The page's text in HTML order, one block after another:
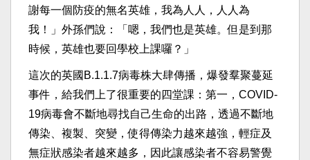
謝每一個防疫的無名英雄，我為人人，人人為
我！」外孫們說：「嗯，我們也是英雄。但是到那
時候，英雄也要回學校上課囉？」
這次的英國B.1.1.7病毒株大肆傳播，爆發羣聚蔓延
事件，給我們上了很重要的四堂課：第一，COVID-
19病毒會不斷地尋找自己生命的出路，透過不斷地
傳染、複製、突變，使得傳染力越來越強，輕症及
無症狀感染者越來越多，因此讓感染者不容易警覺